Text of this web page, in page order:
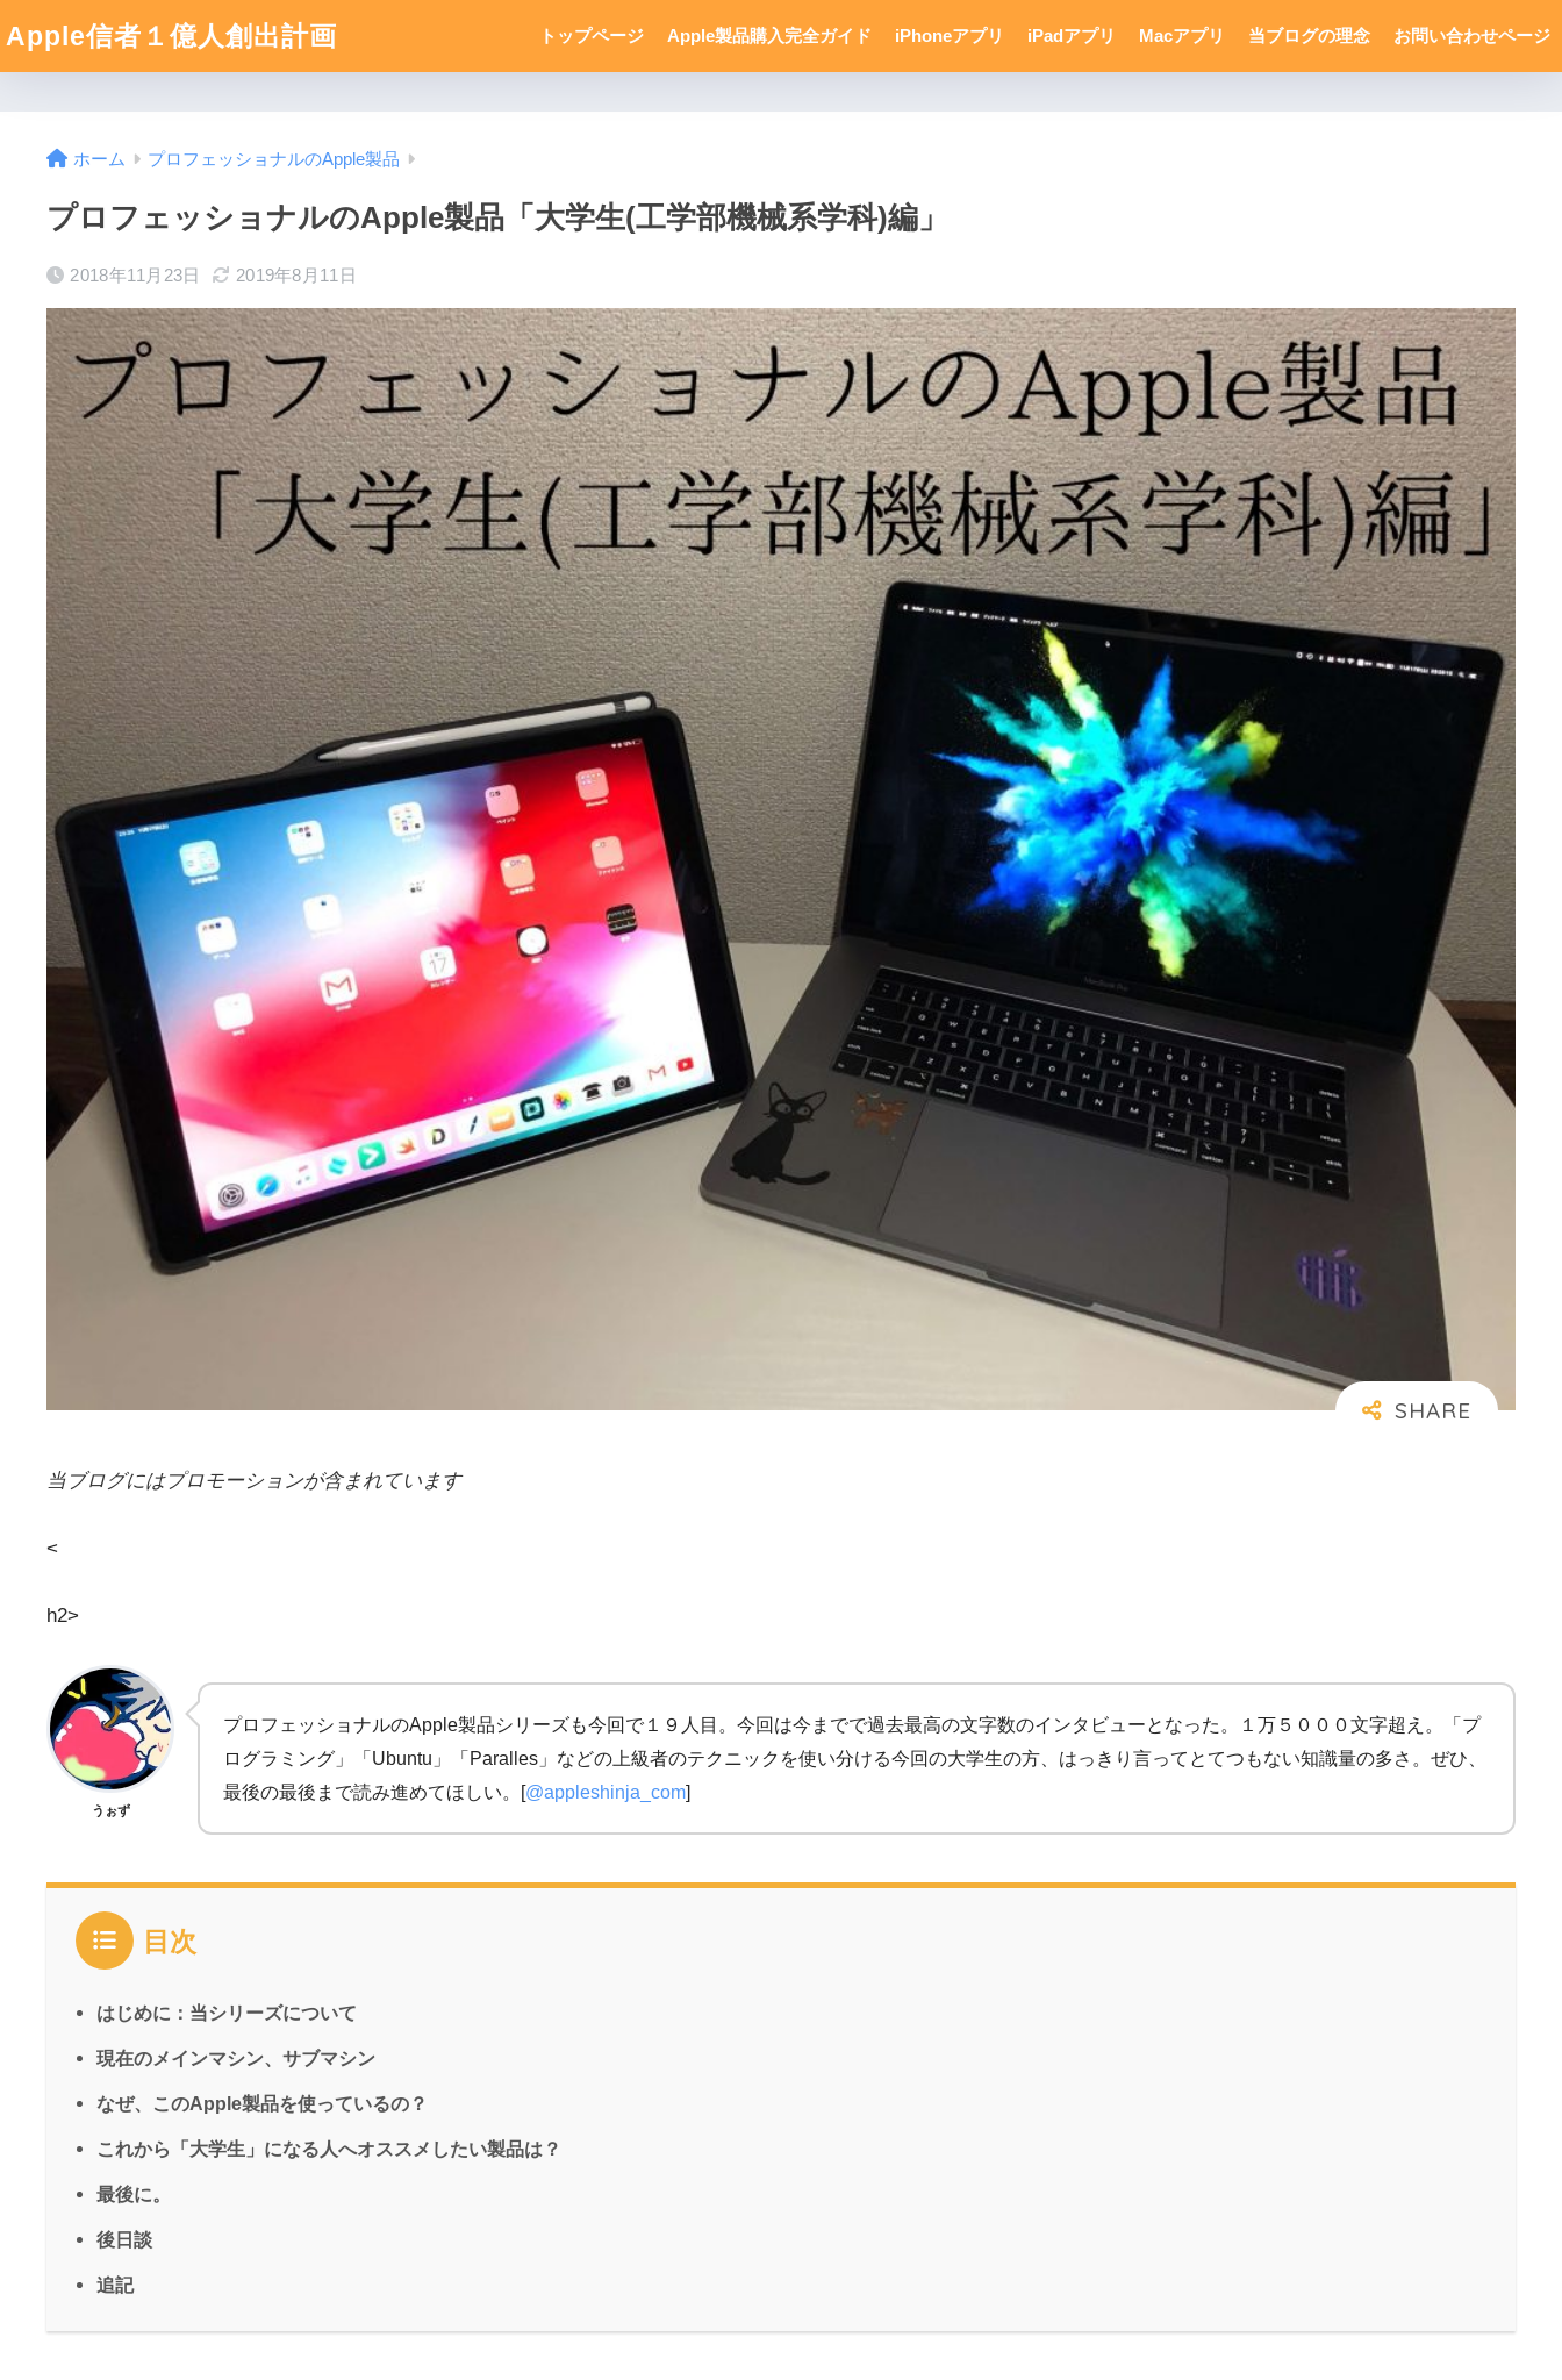
Apple信者１億人創出計画 トップページ Apple製品購入完全ガイド iPhoneアプリ iPadアプリ Macアプリ 当ブログの理念 お問い合わせページ
ホーム プロフェッショナルのApple製品
プロフェッショナルのApple製品「大学生(工学部機械系学科)編」
2018年11月23日 2019年8月11日
当ブログにはプロモーションが含まれています
<
h2>
うぉず
プロフェッショナルのApple製品シリーズも今回で１９人目。今回は今までで過去最高の文字数のインタビューとなった。１万５０００文字超え。「プ
ログラミング」「Ubuntu」「Paralles」などの上級者のテクニックを使い分ける今回の大学生の方、はっきり言ってとてつもない知識量の多さ。ぜひ、
最後の最後まで読み進めてほしい。[@appleshinja_com]
目次
はじめに：当シリーズについて
現在のメインマシン、サブマシン
なぜ、このApple製品を使っているの？
これから「大学生」になる人へオススメしたい製品は？
最後に。
後日談
追記